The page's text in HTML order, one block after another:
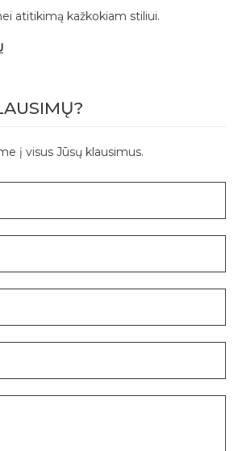
atitikimą kažkokiam stiliui.
į visus Jūsų klausimus.